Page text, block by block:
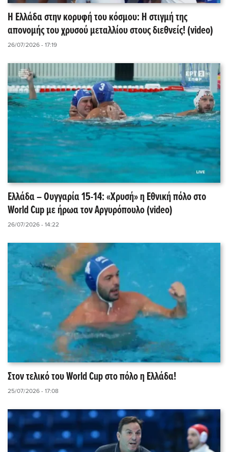
Η Ελλάδα στην κορυφή του κόσμου: Η στιγμή της
απονομής του χρυσού μεταλλίου στους διεθνείς! (video)
26/07/2026 - 17:19
Ελλάδα – Ουγγαρία 15-14: «Χρυσή» η Εθνική πόλο στο
World Cup με ήρωα τον Αργυρόπουλο (video)
26/07/2026 - 14:22
Στον τελικό του World Cup στο πόλο η Ελλάδα!
25/07/2026 - 17:08